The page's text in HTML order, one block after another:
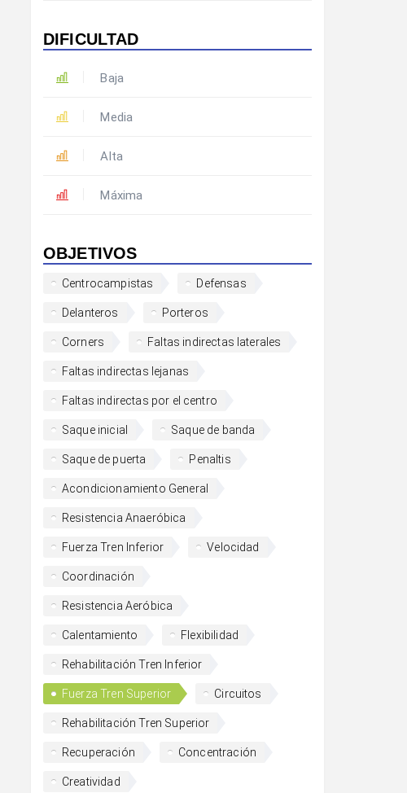
DIFICULTAD
Baja
Media
Alta
Máxima
OBJETIVOS
Centrocampistas Defensas
Delanteros Porteros
Corners Faltas indirectas laterales
Faltas indirectas lejanas
Faltas indirectas por el centro
Saque inicial Saque de banda
Saque de puerta Penaltis
Acondicionamiento General
Resistencia Anaeróbica
Fuerza Tren Inferior Velocidad
Coordinación
Resistencia Aeróbica
Calentamiento Flexibilidad
Rehabilitación Tren Inferior
Fuerza Tren Superior Circuitos
Rehabilitación Tren Superior
Recuperación Concentración
Creatividad